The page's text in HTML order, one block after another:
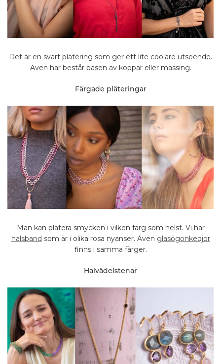
Det är en svart plätering som ger ett lite coolare utseende.
Även här består basen av koppar eller mässing.
Färgade pläteringar
Man kan plätera smycken i vilken färg som helst. Vi har
halsband som är i olika rosa nyanser. Även glasögonkedjor
finns i samma färger.
Halvädelstenar